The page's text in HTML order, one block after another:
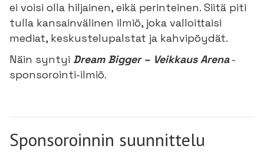
ei voisi olla hiljainen, eikä perinteinen. Siitä piti
tulla kansainvälinen ilmiö, joka valloittaisi
mediat, keskustelupalstat ja kahvipöydät.
Näin syntyi Dream Bigger – Veikkaus Arena-
sponsorointi-ilmiö.
Sponsoroinnin suunnittelu